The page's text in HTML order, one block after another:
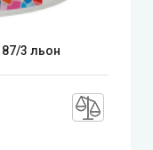
3 льон